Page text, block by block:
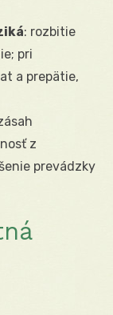
: rozbitie
pri
a prepätie,
z
prevádzky